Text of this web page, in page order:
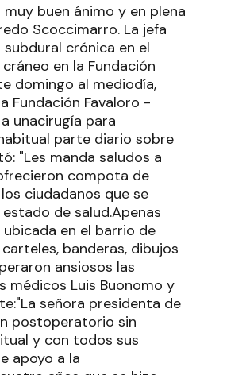
buen ánimo y en plena
Scoccimarro. La jefa
crónica en el
en la Fundación
domingo al mediodía,
Fundación Favaloro -
unacirugía para
parte diario sobre
"Les manda saludos a
compota de
ciudadanos que se
de salud.Apenas
en el barrio de
banderas, dibujos
ansiosos las
médicos Luis Buonomo y
señora presidenta de
postoperatorio sin
y con todos sus
apoyo a la